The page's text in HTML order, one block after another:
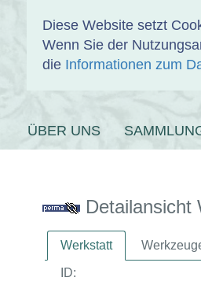
Diese Website setzt
Wenn Sie der
die Informationen zum
ÜBER UNS
Detailansicht
Werkstatt
ID: